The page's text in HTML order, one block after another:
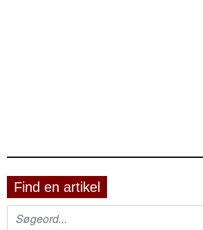
Find en artikel